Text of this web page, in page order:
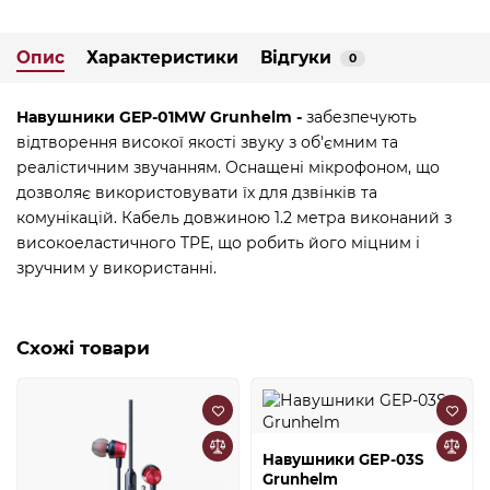
Опис Характеристики Відгуки 0
Навушники GEP-01MW Grunhelm - забезпечують
відтворення високої якості звуку з об'ємним та
реалістичним звучанням. Оснащені мікрофоном, що
дозволяє використовувати їх для дзвінків та
комунікацій. Кабель довжиною 1.2 метра виконаний з
високоеластичного TPE, що робить його міцним і
зручним у використанні.
Схожі товари
Навушники GEP-03S
Grunhelm